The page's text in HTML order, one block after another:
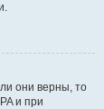
они верны, то
и при